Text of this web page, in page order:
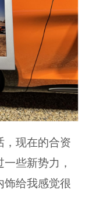
，现在的合资
些新势力，
饰给我感觉很